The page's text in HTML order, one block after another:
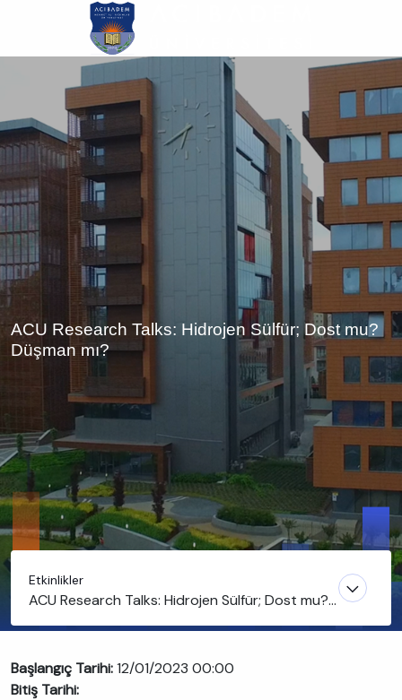
atla
ACU Research Talks: Hidrojen Sülfür; Dost mu?
Düşman mı?
Etkinlikler
ACU Research Talks: Hidrojen Sülfür; Dost mu?
Başlangıç Tarihi:12/01/2023 00:00
Bitiş Tarihi: